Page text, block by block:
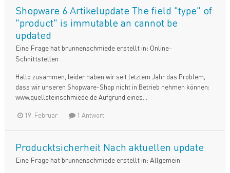
Shopware 6 Artikelupdate The field "type" of
"product" is immutable an cannot be
updated
Eine Frage hat brunnenschmiede erstellt in: Online-
Schnittstellen
Hallo zusammen, leider haben wir seit letztem Jahr das Problem,
dass wir unseren Shopware-Shop nicht in Betrieb nehmen können:
www.quellsteinschmiede.de Aufgrund eines...
19. Februar 1 Antwort
Producktsicherheit Nach aktuellen update
Eine Frage hat brunnenschmiede erstellt in: Allgemein